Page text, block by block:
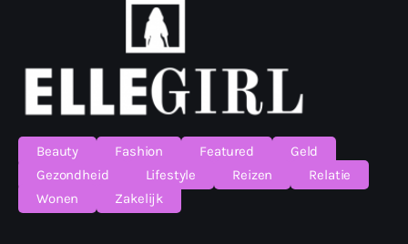
Beauty Fashion Featured
Geld
Gezondheid
Lifestyle Reizen
Relatie
Wonen
Zakelijk